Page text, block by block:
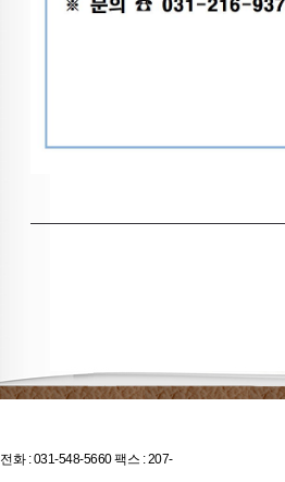
전화 : 031-548-5660 팩스 : 207-